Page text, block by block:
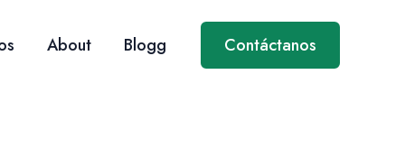
About Blogg Contáctanos